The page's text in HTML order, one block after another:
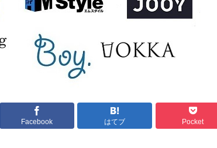
Facebook はてブ Pocket